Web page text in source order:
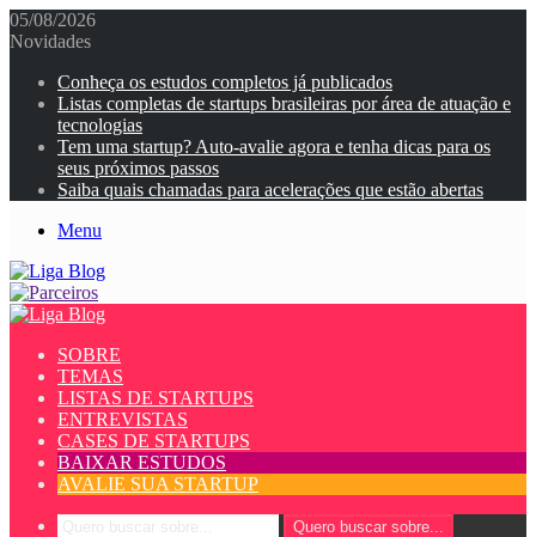
05/08/2026
Novidades
Conheça os estudos completos já publicados
Listas completas de startups brasileiras por área de atuação e
tecnologias
Tem uma startup? Auto-avalie agora e tenha dicas para os
seus próximos passos
Saiba quais chamadas para acelerações que estão abertas
Menu
SOBRE
TEMAS
LISTAS DE STARTUPS
ENTREVISTAS
CASES DE STARTUPS
BAIXAR ESTUDOS
AVALIE SUA STARTUP
Quero buscar sobre...